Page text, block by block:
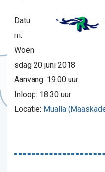
Datu
m:
Woen
sdag 20 juni 2018
Aanvang: 19.00 uur
Inloop: 18.30 uur
Locatie: Mualla